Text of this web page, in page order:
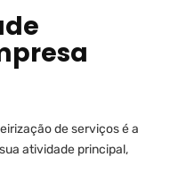
de serviços é a
atividade principal,